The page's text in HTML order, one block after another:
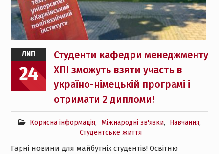
ЛИП
24
Студенти кафедри менеджменту
ХПІ зможуть взяти участь в
україно-німецькій програмі і
отримати 2 дипломи!
Корисна інформація, Міжнародні зв'язки, Навчання,
Студентське життя
Гарні новини для майбутніх студентів! Освітню